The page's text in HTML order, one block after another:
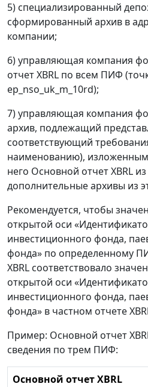
5) специализированный
сформированный архив в
компании;
6) управляющая компания
отчет XBRL по всем ПИФ
ep_nso_uk_m_10rd);
7) управляющая компания
архив, подлежащий
соответствующий
наименованию),
него Основной отчет XBRL
дополнительные архивы из
Рекомендуется, чтобы
открытой оси
инвестиционного фонда,
фонда» по определенному
XBRL соответствовало
открытой оси
инвестиционного фонда,
фонда» в частном отчете
Пример: Основной отчет
сведения по трем ПИФ:
Основной отчет XBRL